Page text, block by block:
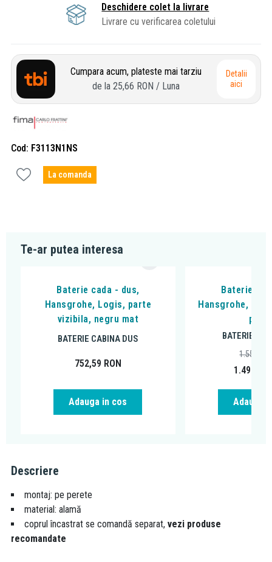
Deschidere colet la livrare
Livrare cu verificarea coletului
Cumpara acum, plateste mai tarziu
de la 25,66 RON / Luna
Detalii
aici
Cod F3113N1NS
La comanda
Te-ar putea interesa
Baterie cada - dus,
Hansgrohe, Logis, parte
vizibila, negru mat
BATERIE CABINA DUS
752,59 RON
Adauga in cos
Baterie
Hansgrohe,
BATERIE
1.498,95
1.554,22
Adauga
Descriere
montaj: pe perete
material: alamă
coprul încastrat se comandă separat, vezi produse
recomandate